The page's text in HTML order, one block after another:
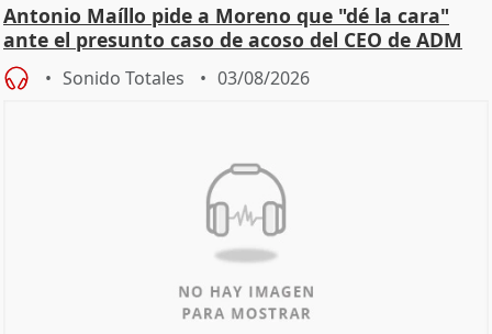
Antonio Maíllo pide a Moreno que "dé la cara"
ante el presunto caso de acoso del CEO de ADM
Sonido Totales 03/08/2026